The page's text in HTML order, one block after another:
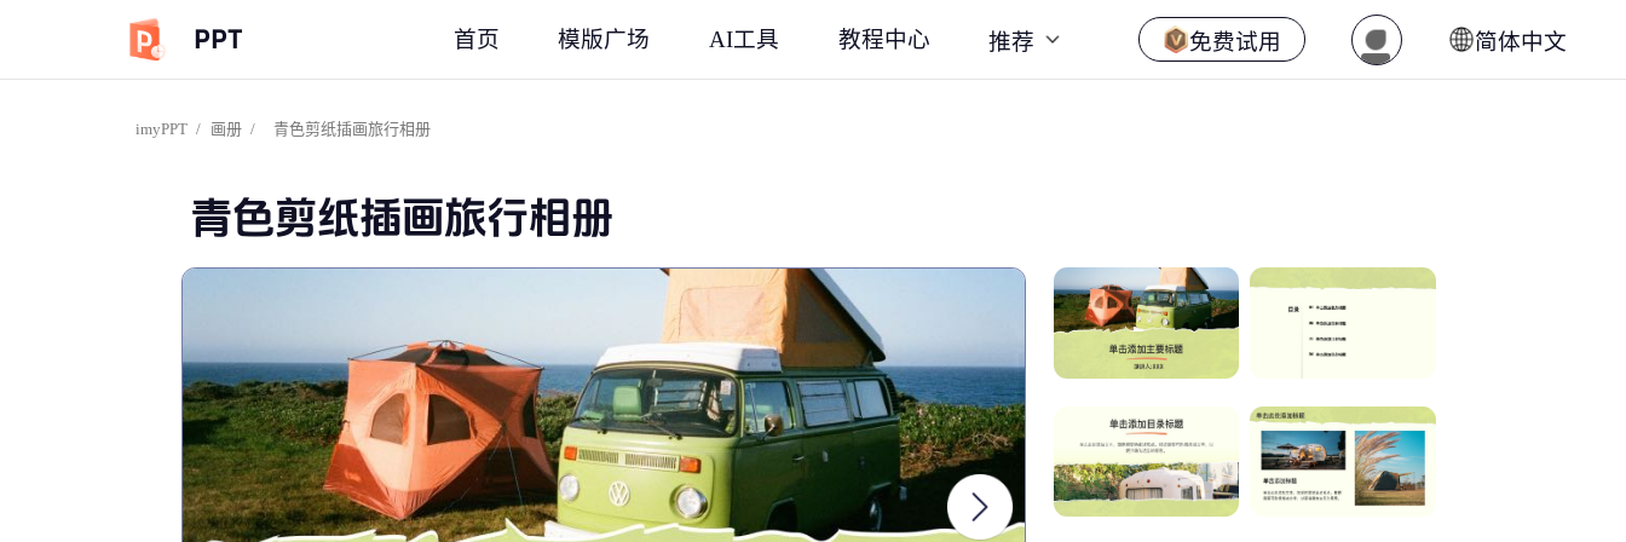
PPT 首页 模版广场 AI工具 教程中心 推荐 免费试用 简体中文
imyPPT / 画册 / 青色剪纸插画旅行相册
青色剪纸插画旅行相册